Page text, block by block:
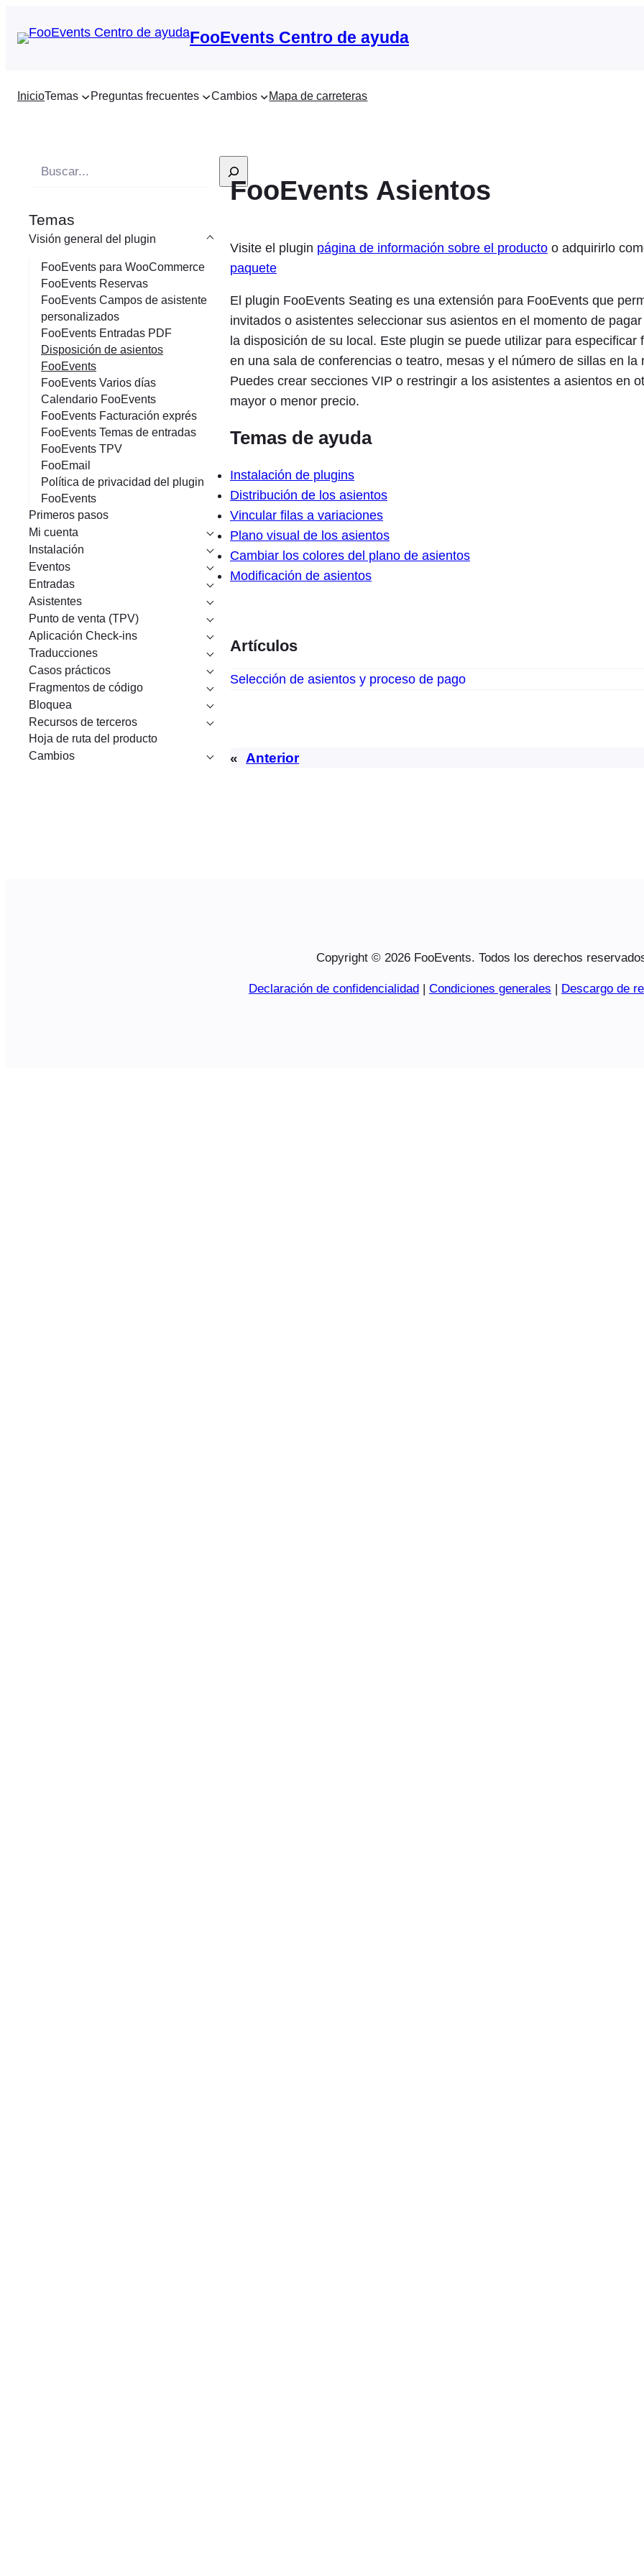
FooEvents Centro de ayuda
InicioTemas Preguntas frecuentes Cambios Mapa de carreteras
c
a
Temas
Visión general del plugin
FooEvents para WooCommerce
FooEvents Reservas
FooEvents Campos de asistente
personalizados
FooEvents Entradas PDF
Disposición de asientos
FooEvents
FooEvents Varios días
Calendario FooEvents
FooEvents Facturación exprés
FooEvents Temas de entradas
FooEvents TPV
FooEmail
Política de privacidad del plugin
FooEvents
Primeros pasos
Mi cuenta
Instalación
Eventos
Entradas
Asistentes
Punto de venta (TPV)
Aplicación Check-ins
Traducciones
Casos prácticos
Fragmentos de código
Bloquea
Recursos de terceros
Hoja de ruta del producto
Cambios
FooEvents Asientos
Visite el plugin página de información sobre el producto o adquirirlo
paquete
El plugin FooEvents Seating es una extensión para FooEvents que
invitados o asistentes seleccionar sus asientos en el momento de
la disposición de su local. Este plugin se puede utilizar para especificar
en una sala de conferencias o teatro, mesas y el número de sillas en la
Puedes crear secciones VIP o restringir a los asistentes a asientos en
mayor o menor precio.
Temas de ayuda
Instalación de plugins
Distribución de los asientos
Vincular filas a variaciones
Plano visual de los asientos
Cambiar los colores del plano de asientos
Modificación de asientos
Artículos
Selección de asientos y proceso de pago
« Anterior
Copyright © 2026 FooEvents. Todos los derechos
Declaración de confidencialidad | Condiciones generales | Descargo de